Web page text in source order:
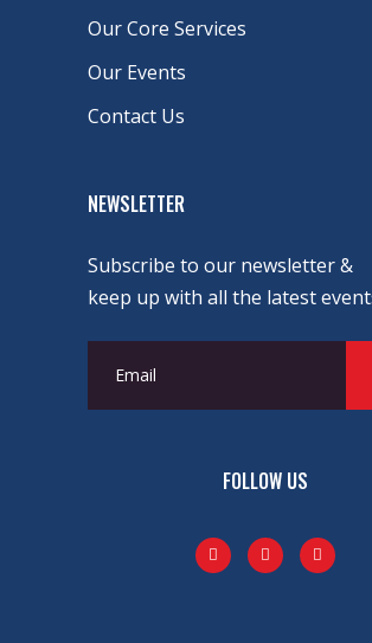
Our Core Services
Our Events
Contact Us
NEWSLETTER
Subscribe to our newsletter &
keep up with all the latest
FOLLOW US